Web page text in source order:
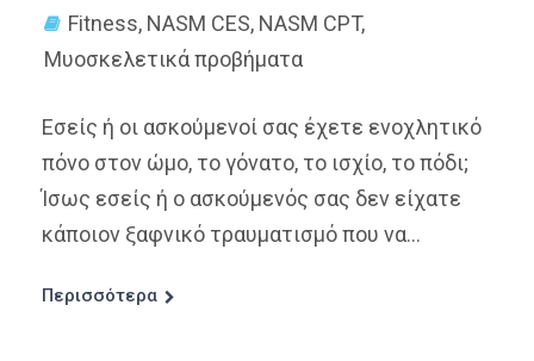
Fitness, NASM CES, NASM CPT,
Μυοσκελετικά προβήματα
Εσείς ή οι ασκούμενοί σας έχετε ενοχλητικό
πόνο στον ώμο, το γόνατο, το ισχίο, το πόδι;
Ίσως εσείς ή ο ασκούμενός σας δεν είχατε
κάποιον ξαφνικό τραυματισμό που να...
Περισσότερα